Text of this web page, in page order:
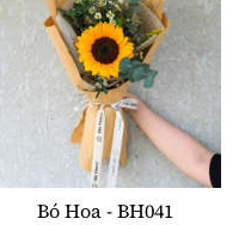
Bó Hoa - BH041